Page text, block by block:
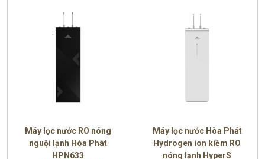
Máy lọc nước RO nóng
nguội lạnh Hòa Phát
HPN633
Máy lọc nước Hòa Phát
Hydrogen ion kiềm RO
nóng lạnh HyperS